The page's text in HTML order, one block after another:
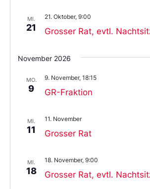
MI.
21 Grosser Rat, evtl.
21. Oktober, 9:00
November 2026
MO.
9 GR-Fraktion
9. November, 18:15
MI.
11 Grosser Rat
11. November
MI.
18 Grosser Rat, evtl.
18. November, 9:00